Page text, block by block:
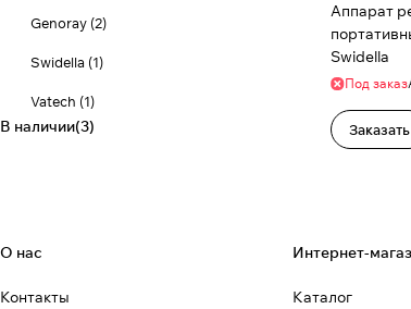
Аппарат
Swidella
Под заказ
Заказать
Genoray (2)
Swidella (1)
Vatech (1)
В наличии(3)
О нас
Контакты
Интернет-
Каталог